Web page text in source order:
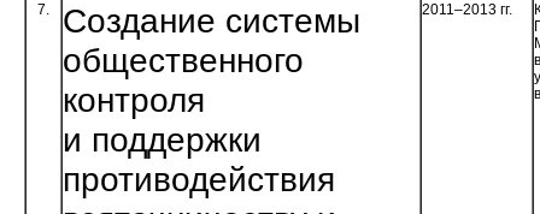
7.
Создание системы
общественного
контроля
и поддержки
противодействия
2011–2013 гг.